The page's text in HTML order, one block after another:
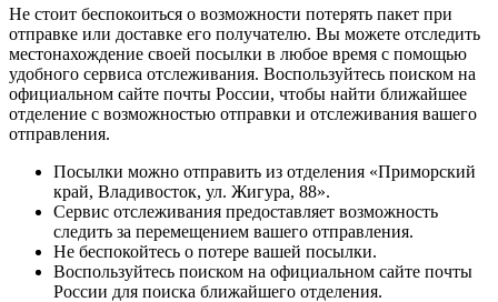
Не стоит беспокоиться о возможности потерять пакет при
отправке или доставке его получателю. Вы можете отследить
местонахождение своей посылки в любое время с помощью
удобного сервиса отслеживания. Воспользуйтесь поиском на
официальном сайте почты России, чтобы найти ближайшее
отделение с возможностью отправки и отслеживания вашего
отправления.
Посылки можно отправить из отделения «Приморский
край, Владивосток, ул. Жигура, 88».
Сервис отслеживания предоставляет возможность
следить за перемещением вашего отправления.
Не беспокойтесь о потере вашей посылки.
Воспользуйтесь поиском на официальном сайте почты
России для поиска ближайшего отделения.